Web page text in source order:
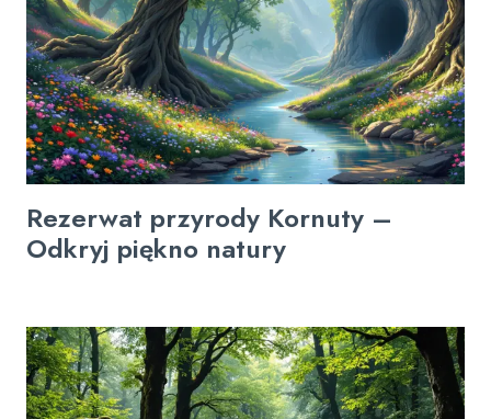
Rezerwat przyrody Kornuty –
Odkryj piękno natury